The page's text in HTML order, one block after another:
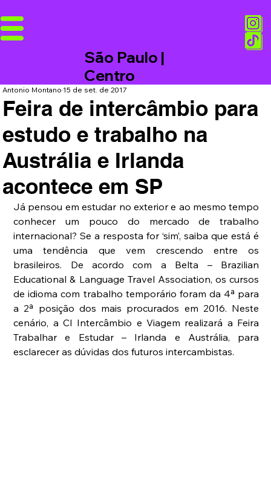
São Paulo |
Centro
Feira de intercâmbio para
estudo e trabalho na
Austrália e Irlanda
acontece em SP
Antonio Montano15 de set. de 2017
Já pensou em estudar no exterior e ao mesmo tempo
conhecer um pouco do mercado de trabalho
internacional? Se a resposta for ‘sim’, saiba que está é
uma tendência que vem crescendo entre os
brasileiros. De acordo com a Belta – Brazilian
Educational & Language Travel Association, os cursos
de idioma com trabalho temporário foram da 4ª para
a 2ª posição dos mais procurados em 2016. Neste
cenário, a CI Intercâmbio e Viagem realizará a Feira
Trabalhar e Estudar – Irlanda e Austrália, para
esclarecer as dúvidas dos futuros intercambistas.